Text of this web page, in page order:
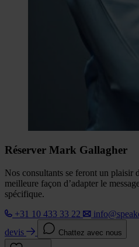
Réserver Mark Gallagher
Nos consultants se feront un plaisir
meilleure façon d’adapter le
spécifique.
+31 10 433 33 22
devis
Chattez avec nous